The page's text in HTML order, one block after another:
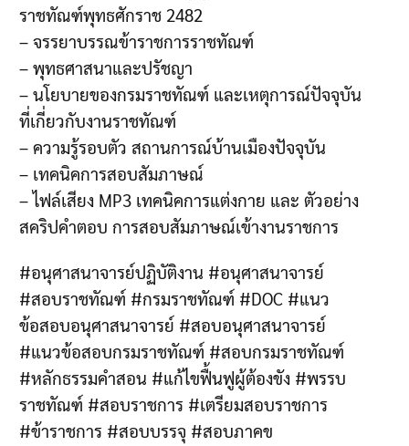
ราชทัณฑ์พุทธศักราช 2482
– จรรยาบรรณข้าราชการราชทัณฑ์
– พุทธศาสนาและปรัชญา
– นโยบายของกรมราชทัณฑ์ และเหตุการณ์ปัจจุบัน
ที่เกี่ยวกับงานราชทัณฑ์
– ความรู้รอบตัว สถานการณ์บ้านเมืองปัจจุบัน
– เทคนิคการสอบสัมภาษณ์
– ไฟล์เสียง MP3 เทคนิคการแต่งกาย และ ตัวอย่าง
สคริปคำตอบ การสอบสัมภาษณ์เข้างานราชการ
#อนุศาสนาจารย์ปฏิบัติงาน #อนุศาสนาจารย์
#สอบราชทัณฑ์ #กรมราชทัณฑ์ #DOC #แนว
ข้อสอบอนุศาสนาจารย์ #สอบอนุศาสนาจารย์
#แนวข้อสอบกรมราชทัณฑ์ #สอบกรมราชทัณฑ์
#หลักธรรมคำสอน #แก้ไขฟื้นฟูผู้ต้องขัง #พรรบ
ราชทัณฑ์ #สอบราชการ #เตรียมสอบราชการ
#ข้าราชการ #สอบบรรจุ #สอบภาคข